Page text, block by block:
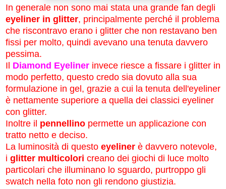
In generale non sono mai stata una grande fan degli
eyeliner in glitter, principalmente perché il problema
che riscontravo erano i glitter che non restavano ben
fissi per molto, quindi avevano una tenuta davvero
pessima.
Il Diamond Eyeliner invece riesce a fissare i glitter in
modo perfetto, questo credo sia dovuto alla sua
formulazione in gel, grazie a cui la tenuta dell'eyeliner
è nettamente superiore a quella dei classici eyeliner
con glitter.
Inoltre il pennellino permette un applicazione con
tratto netto e deciso.
La luminosità di questo eyeliner è davvero notevole,
i glitter multicolori creano dei giochi di luce molto
particolari che illuminano lo sguardo, purtroppo gli
swatch nella foto non gli rendono giustizia.